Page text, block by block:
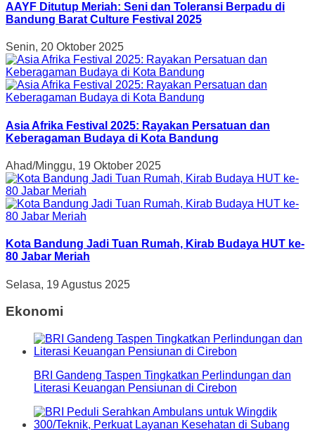
AAYF Ditutup Meriah: Seni dan Toleransi Berpadu di
Bandung Barat Culture Festival 2025
Senin, 20 Oktober 2025
Asia Afrika Festival 2025: Rayakan Persatuan dan
Keberagaman Budaya di Kota Bandung
Ahad/Minggu, 19 Oktober 2025
Kota Bandung Jadi Tuan Rumah, Kirab Budaya HUT ke-
80 Jabar Meriah
Selasa, 19 Agustus 2025
Ekonomi
BRI Gandeng Taspen Tingkatkan Perlindungan dan
Literasi Keuangan Pensiunan di Cirebon